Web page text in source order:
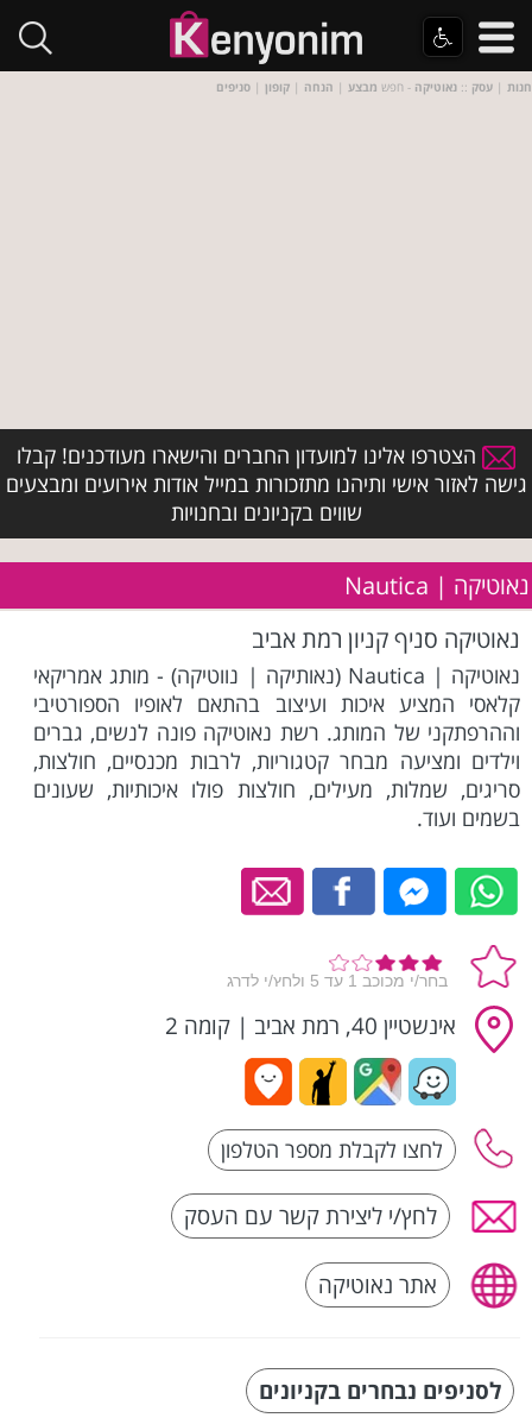
חנות | עסק :: נאוטיקה - חפש מבצע | הנחה | קופון | סניפים
הצטרפו אלינו למועדון החברים והישארו מעודכנים! קבלו
גישה לאזור אישי ותיהנו מתזכורות במייל אודות אירועים ומבצעים
שווים בקניונים ובחנויות
נאוטיקה | Nautica
נאוטיקה סניף קניון רמת אביב
נאוטיקה | Nautica (נאותיקה | נווטיקה) - מותג אמריקאי
קלאסי המציע איכות ועיצוב בהתאם לאופיו הספורטיבי
וההרפתקני של המותג. רשת נאוטיקה פונה לנשים, גברים
וילדים ומציעה מבחר קטגוריות, לרבות מכנסיים, חולצות,
סריגים, שמלות, מעילים, חולצות פולו איכותיות, שעונים
בשמים ועוד.
אינשטיין 40, רמת אביב | קומה 2
לחץ/י ליצירת קשר עם העסק
אתר נאוטיקה
לסניפים נבחרים בקניונים